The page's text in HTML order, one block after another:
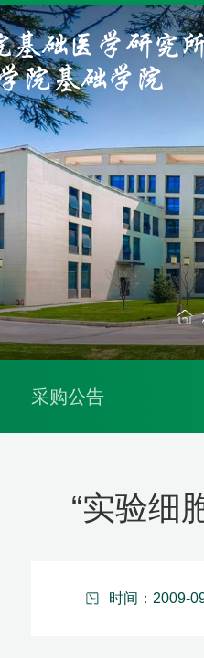
采购公告
“实验细
时间：2009-